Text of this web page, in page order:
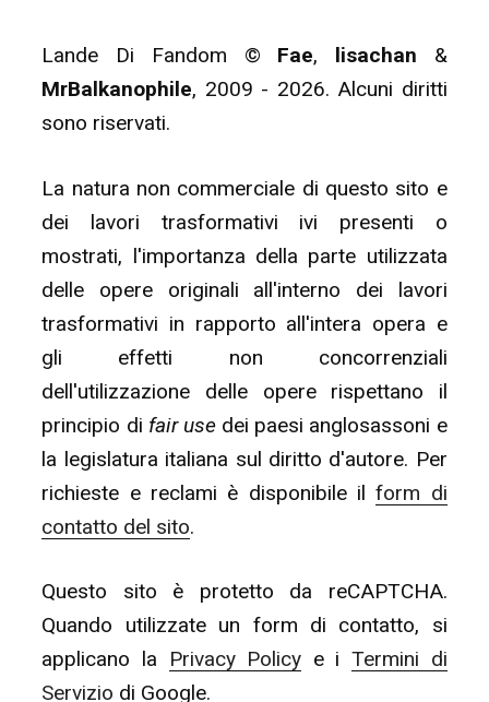
Lande Di Fandom © Fae, lisachan &
MrBalkanophile, 2009 - 2026. Alcuni diritti
sono riservati.
La natura non commerciale di questo sito e
dei lavori trasformativi ivi presenti o
mostrati, l'importanza della parte utilizzata
delle opere originali all'interno dei lavori
trasformativi in rapporto all'intera opera e
gli effetti non concorrenziali
dell'utilizzazione delle opere rispettano il
principio di fair usedei paesi anglosassoni e
la legislatura italiana sul diritto d'autore. Per
richieste e reclami è disponibile ilform di
contatto del sito.
Questo sito è protetto da reCAPTCHA.
Quando utilizzate un form di contatto, si
applicano la
Privacy Policy e iTermini di
Servizio di Google.